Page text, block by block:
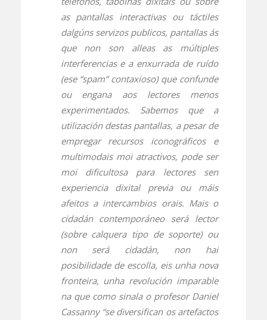
as pantallas interactivas ou táctiles
dalgúns servizos publicos, pantallas ás
que non son alleas as múltiples
interferencias e a enxurrada de ruído
(ese “spam” contaxioso) que confunde
ou engana aos lectores menos
experimentados. Sabemos que a
utilización destas pantallas, a pesar de
empregar recursos iconográficos e
multimodais moi atractivos, pode ser
moi dificultosa para lectores sen
experiencia dixital previa ou máis
afeitos a intercambios orais. Mais o
cidadán contemporáneo será lector
(sobre calquera tipo de soporte) ou
non será cidadán, non hai
posibilidade de escolla, eis unha nova
fronteira, unha revolución imparable
na que como sinala o profesor Daniel
Cassanny “se diversifican os artefactos